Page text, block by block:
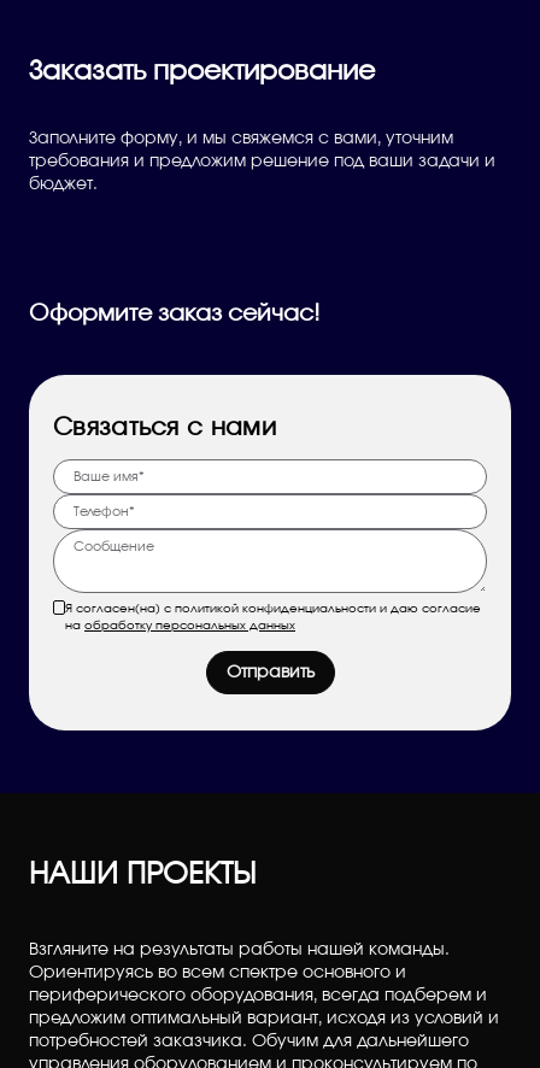
Заказать проектирование
Заполните форму, и мы свяжемся с вами, уточним
требования и предложим решение под ваши задачи и
бюджет.
Оформите заказ сейчас!
Связаться с нами
Я согласен(на) с политикой конфиденциальности и даю согласие
на обработку персональных данных
Отправить
НАШИ ПРОЕКТЫ
Взгляните на результаты работы нашей команды.
Ориентируясь во всем спектре основного и
периферического оборудования, всегда подберем и
предложим оптимальный вариант, исходя из условий и
потребностей заказчика. Обучим для дальнейшего
управления оборудованием и проконсультируем по